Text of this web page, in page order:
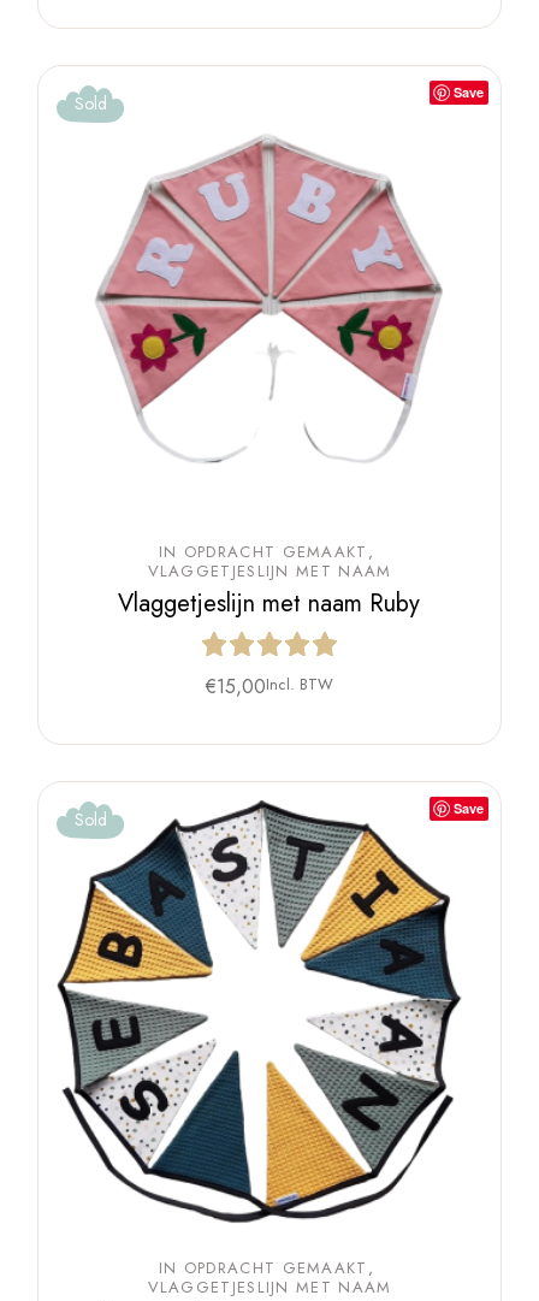
Save
Sold
IN OPDRACHT GEMAAKT
VLAGGETJESLIJN MET NAAM
Vlaggetjeslijn met naam Ruby
€15,00Incl. BTW
Save
Sold
IN OPDRACHT GEMAAKT
VLAGGETJESLIJN MET NAAM